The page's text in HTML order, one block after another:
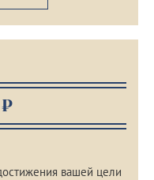
вашей цели